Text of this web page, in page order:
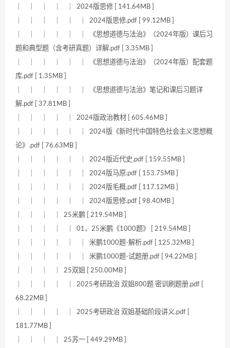
｜ ｜ ｜ ｜ ｜ 2024版思修 [ 141.64MB ]
｜ ｜ ｜ ｜ ｜ ｜ 2024版思修.pdf [ 99.12MB ]
｜ ｜ ｜ ｜ ｜ ｜ 《思想道德与法治》（2024年版）课后习
题和典型题（含考研真题）详解.pdf [ 3.35MB ]
｜ ｜ ｜ ｜ ｜ ｜ 《思想道德与法治》（2024年版）配套题
库.pdf [ 1.35MB ]
｜ ｜ ｜ ｜ ｜ ｜ 《思想道德与法治》笔记和课后习题详
解.pdf [ 37.81MB ]
｜ ｜ ｜ ｜ ｜ 2024版政治教材 [ 605.46MB ]
｜ ｜ ｜ ｜ ｜ ｜ 2024版《新时代中国特色社会主义思想概
论》.pdf [ 76.63MB ]
｜ ｜ ｜ ｜ ｜ ｜ 2024版近代史.pdf [ 159.55MB ]
｜ ｜ ｜ ｜ ｜ ｜ 2024版马原.pdf [ 153.75MB ]
｜ ｜ ｜ ｜ ｜ ｜ 2024版毛概.pdf [ 117.12MB ]
｜ ｜ ｜ ｜ ｜ ｜ 2024版思修.pdf [ 98.40MB ]
｜ ｜ ｜ ｜ 25米鹏 [ 219.54MB ]
｜ ｜ ｜ ｜ ｜ 01、25米鹏《1000题》 [ 219.54MB ]
｜ ｜ ｜ ｜ ｜ ｜ 米鹏1000题-解析.pdf [ 125.32MB ]
｜ ｜ ｜ ｜ ｜ ｜ 米鹏1000题-试题册.pdf [ 94.22MB ]
｜ ｜ ｜ ｜ 25双姐 [ 250.00MB ]
｜ ｜ ｜ ｜ ｜ 2025考研政治 双姐800题 密训刷题册.pdf [
68.22MB ]
｜ ｜ ｜ ｜ ｜ 2025考研政治 双姐基础阶段讲义.pdf [
181.77MB ]
｜ ｜ ｜ ｜ 25苏一 [ 449.29MB ]